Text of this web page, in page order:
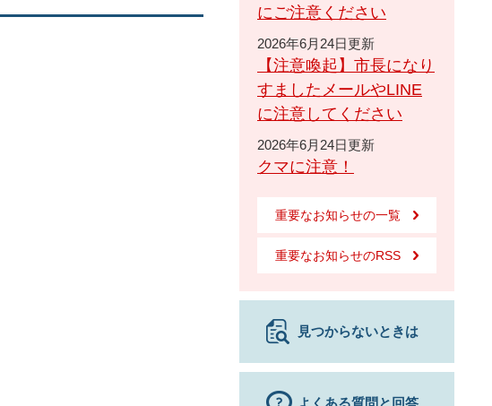
にご注意ください
2026年6月24日更新
【注意喚起】市長になり
すましたメールやLINE
に注意してください
2026年6月24日更新
クマに注意！
重要なお知らせの一覧
重要なお知らせのRSS
見つからないときは
よくある質問と回答